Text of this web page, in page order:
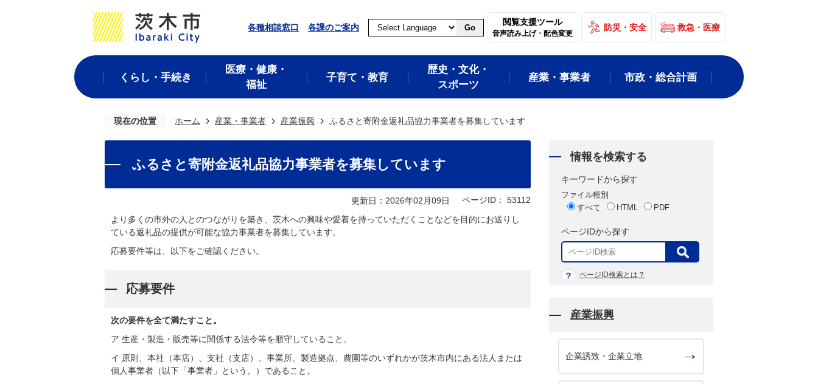
各種相談窓口 各課のご案内 Go
閲覧支援ツール
音声読み上げ・配色変更
防災・安全 救急・医療
くらし・手続き
医療・健康・
福祉
子育て・教育
歴史・文化・
スポーツ
産業・事業者 市政・総合計画
現在の位置 ホーム 産業・事業者 産業振興 ふるさと寄附金返礼品協力事業者を募集しています
ふるさと寄附金返礼品協力事業者を募集しています
更新日：2026年02月09日 ページID：
53112
より多くの市外の人とのつながりを築き、茨木への興味や愛着を持っていただくことなどを目的にお送りし
ている返礼品の提供が可能な協力事業者を募集しています。
応募要件等は、以下をご確認ください。
応募要件
次の要件を全て満たすこと。
ア 生産・製造・販売等に関係する法令等を順守していること。
イ 原則、本社（本店）、支社（支店）、事業所、製造拠点、農園等のいずれかが茨木市内にある法人または
個人事業者（以下「事業者」という。）であること。
情報を検索する
キーワードから探す
ファイル種別
すべて
HTML PDF
ページIDから探す
表
ページID検索とは？
産業振興
企業誘致・企業立地